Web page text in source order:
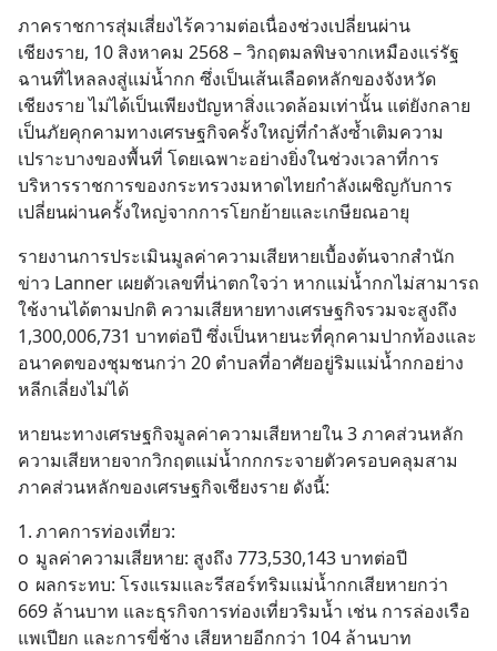
ภาคราชการสุ่มเสี่ยงไร้ความต่อเนื่องช่วงเปลี่ยนผ่าน
เชียงราย, 10 สิงหาคม 2568 – วิกฤตมลพิษจากเหมืองแร่รัฐ
ฉานที่ไหลลงสู่แม่น้ำกก ซึ่งเป็นเส้นเลือดหลักของจังหวัด
เชียงราย ไม่ได้เป็นเพียงปัญหาสิ่งแวดล้อมเท่านั้น แต่ยังกลาย
เป็นภัยคุกคามทางเศรษฐกิจครั้งใหญ่ที่กำลังซ้ำเติมความ
เปราะบางของพื้นที่ โดยเฉพาะอย่างยิ่งในช่วงเวลาที่การ
บริหารราชการของกระทรวงมหาดไทยกำลังเผชิญกับการ
เปลี่ยนผ่านครั้งใหญ่จากการโยกย้ายและเกษียณอายุ
รายงานการประเมินมูลค่าความเสียหายเบื้องต้นจากสำนัก
ข่าว Lanner เผยตัวเลขที่น่าตกใจว่า หากแม่น้ำกกไม่สามารถ
ใช้งานได้ตามปกติ ความเสียหายทางเศรษฐกิจรวมจะสูงถึง
1,300,006,731 บาทต่อปี ซึ่งเป็นหายนะที่คุกคามปากท้องและ
อนาคตของชุมชนกว่า 20 ตำบลที่อาศัยอยู่ริมแม่น้ำกกอย่าง
หลีกเลี่ยงไม่ได้
หายนะทางเศรษฐกิจมูลค่าความเสียหายใน 3 ภาคส่วนหลัก
ความเสียหายจากวิกฤตแม่น้ำกกกระจายตัวครอบคลุมสาม
ภาคส่วนหลักของเศรษฐกิจเชียงราย ดังนี้:
1.	ภาคการท่องเที่ยว:
o	มูลค่าความเสียหาย: สูงถึง 773,530,143 บาทต่อปี
o	ผลกระทบ: โรงแรมและรีสอร์ทริมแม่น้ำกกเสียหายกว่า
669 ล้านบาท และธุรกิจการท่องเที่ยวริมน้ำ เช่น การล่องเรือ
แพเปียก และการขี่ช้าง เสียหายอีกกว่า 104 ล้านบาท